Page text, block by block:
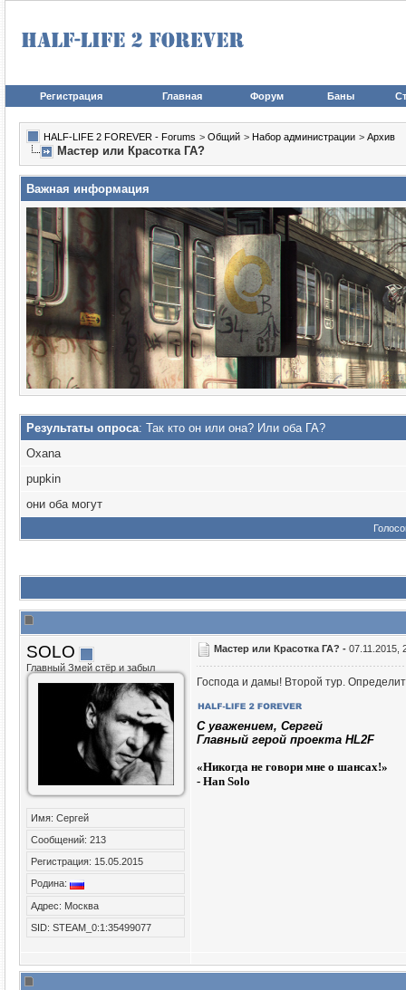
Регистрация Главная Форум Баны
HALF-LIFE 2 FOREVER - Forums > Общий > Набор администрации > Архив
Мастер или Красотка ГА?
Важная информация
Результаты опроса: Так кто он или она? Или оба ГА?
Oxana
pupkin
они оба могут
SOLO
Главный Змей стёр и забыл
Имя: Сергей
Сообщений: 213
Регистрация: 15.05.2015
Родина:
Адрес: Москва
SID: STEAM_0:1:35499077
Мастер или Красотка ГА? - 07.11.2015,
Господа и дамы! Второй тур.
C уважением, Сергей
Главный герой проекта HL2F
«Никогда не говори мне о шансах!»
- Han Solo